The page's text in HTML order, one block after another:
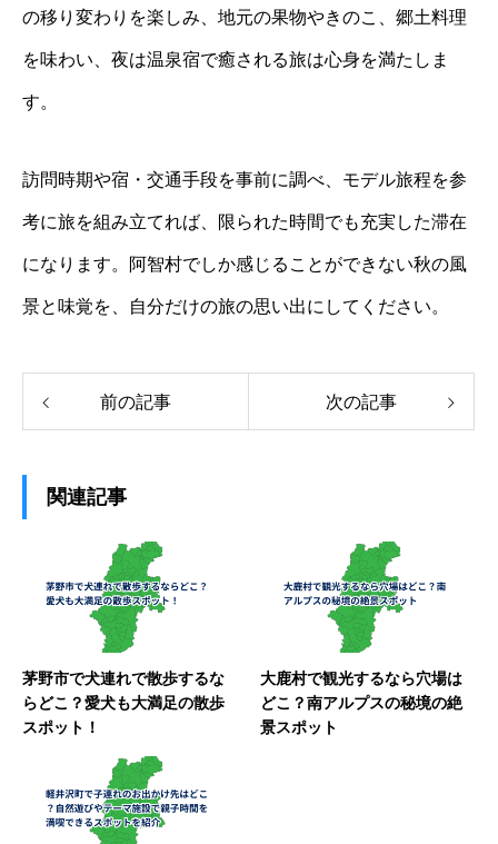
の移り変わりを楽しみ、地元の果物やきのこ、郷土料理
を味わい、夜は温泉宿で癒される旅は心身を満たしま
す。
訪問時期や宿・交通手段を事前に調べ、モデル旅程を参
考に旅を組み立てれば、限られた時間でも充実した滞在
になります。阿智村でしか感じることができない秋の風
景と味覚を、自分だけの旅の思い出にしてください。
前の記事 次の記事
関連記事
茅野市で犬連れで散歩するな
らどこ？愛犬も大満足の散歩
スポット！
大鹿村で観光するなら穴場は
どこ？南アルプスの秘境の絶
景スポット